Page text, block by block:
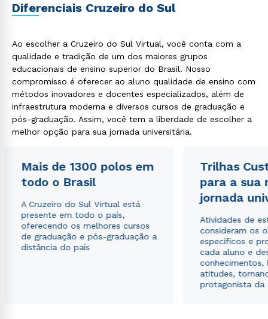
Diferenciais Cruzeiro do Sul
Ao escolher a Cruzeiro do Sul Virtual, você conta com a
qualidade e tradição de um dos maiores grupos
educacionais de ensino superior do Brasil. Nosso
compromisso é oferecer ao aluno qualidade de ensino com
métodos inovadores e docentes especializados, além de
infraestrutura moderna e diversos cursos de graduação e
pós-graduação. Assim, você tem a liberdade de escolher a
melhor opção para sua jornada universitária.
Mais de 1300 polos em
todo o Brasil
A Cruzeiro do Sul Virtual está
presente em todo o país,
oferecendo os melhores cursos
de graduação e pós-graduação a
distância do país
Trilhas
para a sua
jornada
Atividades de
consideram os
específicos e
cada aluno e
conhecimentos,
atitudes,
protagonista da